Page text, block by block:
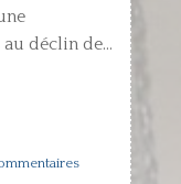
déclin de...